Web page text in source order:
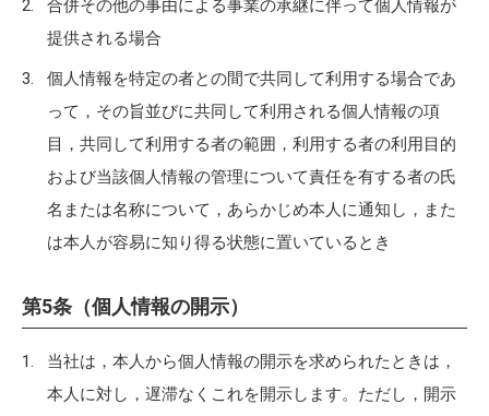
合併その他の事由による事業の承継に伴って個人情報が
提供される場合
個人情報を特定の者との間で共同して利用する場合であ
って，その旨並びに共同して利用される個人情報の項
目，共同して利用する者の範囲，利用する者の利用目的
および当該個人情報の管理について責任を有する者の氏
名または名称について，あらかじめ本人に通知し，また
は本人が容易に知り得る状態に置いているとき
第5条（個人情報の開示）
当社は，本人から個人情報の開示を求められたときは，
本人に対し，遅滞なくこれを開示します。ただし，開示